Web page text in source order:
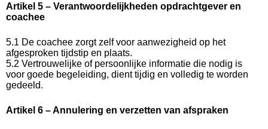
Artikel 5 – Verantwoordelijkheden opdrachtgever en
coachee
5.1 De coachee zorgt zelf voor aanwezigheid op het
afgesproken tijdstip en plaats.
5.2 Vertrouwelijke of persoonlijke informatie die nodig is
voor goede begeleiding, dient tijdig en volledig te worden
gedeeld.
Artikel 6 – Annulering en verzetten van afspraken